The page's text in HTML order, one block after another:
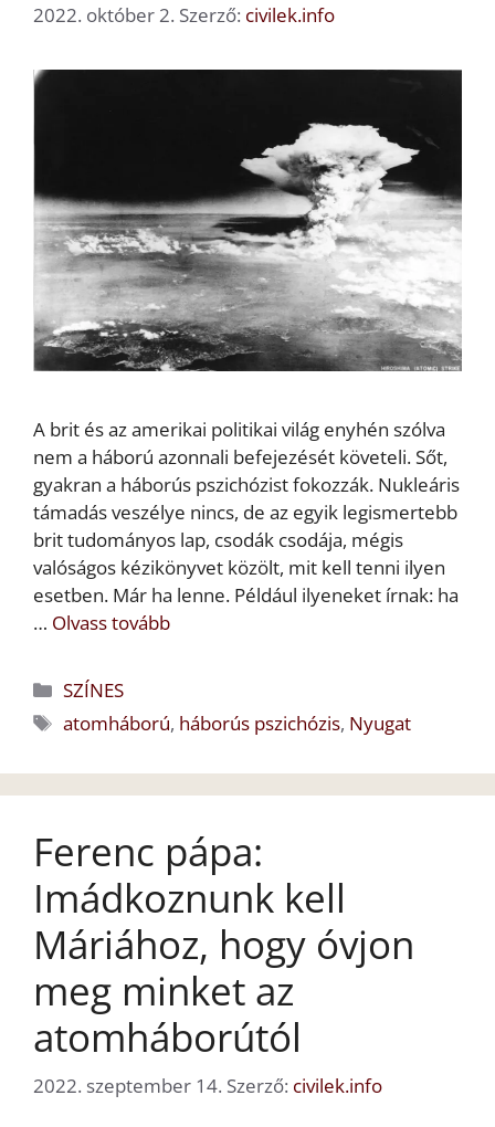
2022. október 2. Szerző: civilek.info
A brit és az amerikai politikai világ enyhén szólva
nem a háború azonnali befejezését követeli. Sőt,
gyakran a háborús pszichózist fokozzák. Nukleáris
támadás veszélye nincs, de az egyik legismertebb
brit tudományos lap, csodák csodája, mégis
valóságos kézikönyvet közölt, mit kell tenni ilyen
esetben. Már ha lenne. Például ilyeneket írnak: ha
… Olvass tovább
Kategória
SZÍNES
Címkék
atomháború, háborús pszichózis, Nyugat
Ferenc pápa:
Imádkoznunk kell
Máriához, hogy óvjon
meg minket az
atomháborútól
2022. szeptember 14. Szerző: civilek.info